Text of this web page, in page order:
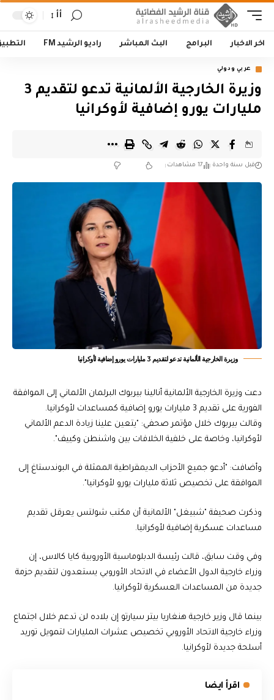
أأ
اخر الاخبار البرامج البث المباشر راديو الرشيد FM
عربي ودولي
وزيرة الخارجية الألمانية تدعو لتقديم 3
مليارات يورو إضافية لأوكرانيا
قبل سنة واحدة 17 مشاهدات
وزيرة الخارجية الألمانية تدعو لتقديم 3 مليارات يورو إضافية لأوكرانيا
دعت وزيرة الخارجية الألمانية أنالينا بيربوك البرلمان الألماني إلى الموافقة
الفورية على تقديم 3 مليارات يورو إضافية كمساعدات لأوكرانيا.
وقالت بيربوك خلال مؤتمر صحفي: "يتعين علينا زيادة الدعم الألماني
لأوكرانيا، وخاصة على خلفية الخلافات بين واشنطن وكييف".
وأضافت: "أدعو جميع الأحزاب الديمقراطية الممثلة في البوندستاغ إلى
الموافقة على تخصيص ثلاثة مليارات يورو لأوكرانيا".
وذكرت صحيفة "شبيغل" الألمانية أن مكتب شولتس يعرقل تقديم
مساعدات عسكرية إضافية لأوكرانيا.
وفي وقت سابق، قالت رئيسة الدبلوماسية الأوروبية كايا كالاس، إن
وزراء خارجية الدول الأعضاء في الاتحاد الأوروبي يستعدون لتقديم حزمة
جديدة من المساعدات العسكرية لأوكرانيا.
بينما قال وزير خارجية هنغاريا بيتر سيارتو إن بلاده لن تدعم خلال اجتماع
وزراء خارجية الاتحاد الأوروبي تخصيص عشرات المليارات لتمويل توريد
أسلحة جديدة لأوكرانيا.
اقرأ ايضا